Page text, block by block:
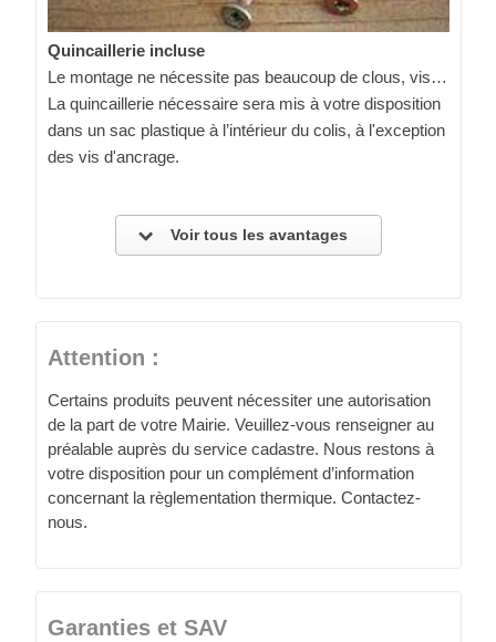
Quincaillerie incluse
Le montage ne nécessite pas beaucoup de clous, vis…
La quincaillerie nécessaire sera mis à votre disposition
dans un sac plastique à l’intérieur du colis, à l'exception
des vis d'ancrage.
Voir tous les avantages
Attention :
Certains produits peuvent nécessiter une autorisation
de la part de votre Mairie. Veuillez-vous renseigner au
préalable auprès du service cadastre. Nous restons à
votre disposition pour un complément d’information
concernant la règlementation thermique. Contactez-
nous.
Garanties et SAV